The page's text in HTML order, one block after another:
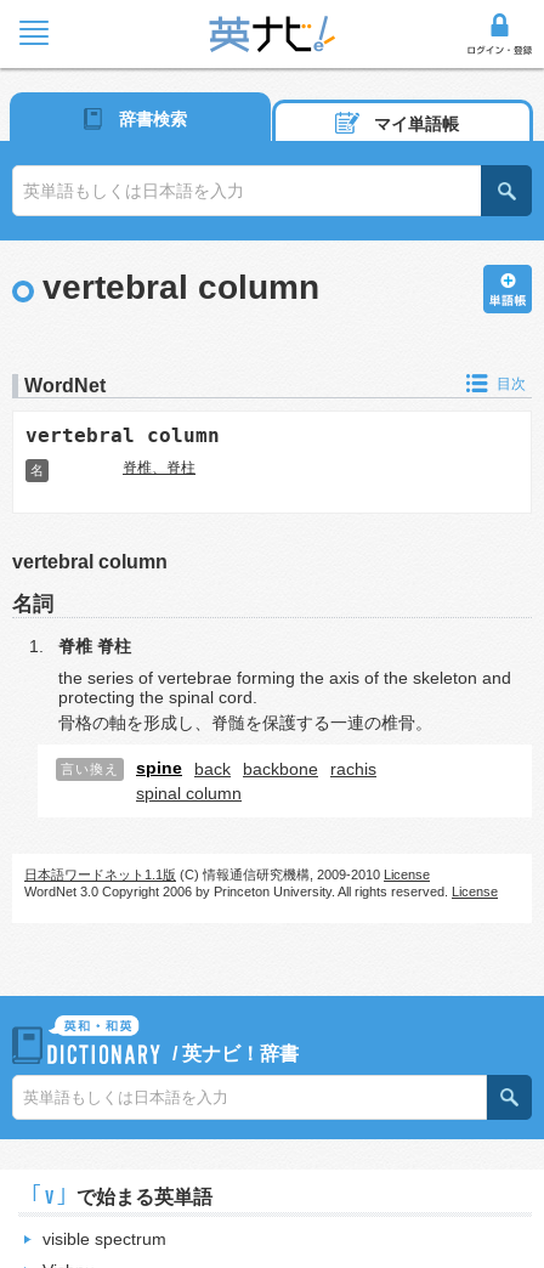
辞書検索 マイ単語帳
vertebral column
WordNet 目次
vertebral column
名 脊椎、脊柱
vertebral column
名詞
脊椎 脊柱
the series of vertebrae forming the axis of the skeleton and
protecting the spinal cord.
骨格の軸を形成し、脊髄を保護する一連の椎骨。
言い換え spine back backbone
rachis
spinal column
日本語ワードネット1.1版 (C) 情報通信研究機構, 2009-2010 License
WordNet 3.0 Copyright 2006 by Princeton University. All rights reserved. License
/英ナビ！辞書
｢v｣ で始まる英単語
visible spectrum